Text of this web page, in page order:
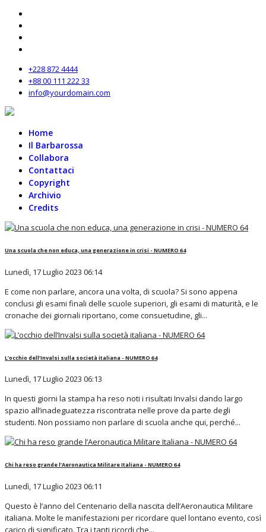
+228 872 4444
+88 00 111 222 33
info@yourdomain.com
Home
Il Barbarossa
Collabora
Contattaci
Copyright
Archivio
Credits
Una scuola che non educa, una generazione in crisi - NUMERO 64
Lunedì, 17 Luglio 2023 06:14
E come non parlare, ancora una volta, di scuola? Si sono appena
conclusi gli esami finali delle scuole superiori, gli esami di maturità, e le
cronache dei giornali riportano, come consuetudine, gli...
L’occhio dell’Invalsi sulla società italiana - NUMERO 64
Lunedì, 17 Luglio 2023 06:13
In questi giorni la stampa ha reso noti i risultati Invalsi dando largo
spazio all’inadeguatezza riscontrata nelle prove da parte degli
studenti. Non possiamo non parlare di scuola anche qui, perché...
Chi ha reso grande l’Aeronautica Militare Italiana - NUMERO 64
Lunedì, 17 Luglio 2023 06:11
Questo è l’anno del Centenario della nascita dell’Aeronautica Militare
italiana. Molte le manifestazioni per ricordare quel lontano evento, così
carico di significato. Tra i tanti ricordi che...